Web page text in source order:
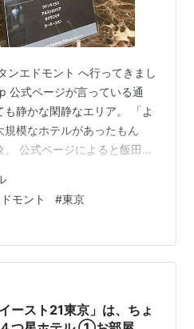
ンエドモント へ行ってきまし
式ページが言っている通
静かな閑静なエリア。 「よ
規模なホテルがあったもん
公式ページによると飯田橋
が、
access/index.html 待ち
を左折してしまいました。
うと歩いていたら、確かに
見えたの…
モント #東京
ースト21東京」は、ちょ